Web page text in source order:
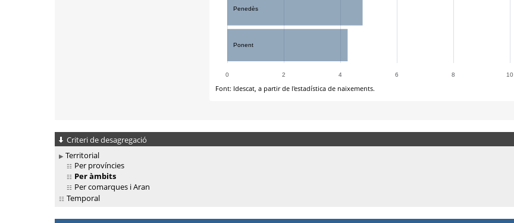
Criteri de desagregació
Territorial
Per províncies
Per àmbits
Per comarques i Aran
Temporal